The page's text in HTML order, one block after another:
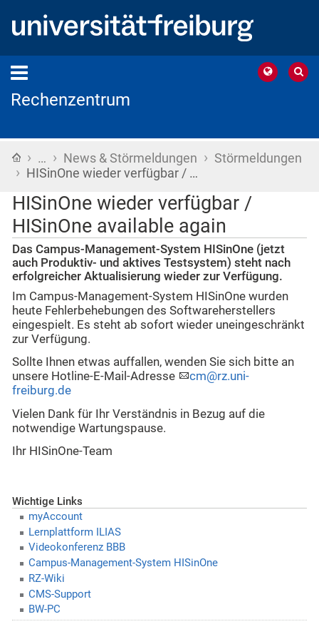
Rechenzentrum
Startseite
› … › News & Störmeldungen › Störmeldungen
› HISinOne wieder verfügbar / …
HISinOne wieder verfügbar /
HISinOne available again
Das Campus-Management-System HISinOne (jetzt
auch Produktiv- und aktives Testsystem) steht nach
erfolgreicher Aktualisierung wieder zur Verfügung.
Im Campus-Management-System HISinOne wurden
heute Fehlerbehebungen des Softwareherstellers
eingespielt. Es steht ab sofort wieder uneingeschränkt
zur Verfügung.
Sollte Ihnen etwas auffallen, wenden Sie sich bitte an
unsere Hotline-E-Mail-Adresse
cm@rz.uni-
freiburg.de
Vielen Dank für Ihr Verständnis in Bezug auf die
notwendige Wartungspause.
Ihr HISinOne-Team
Wichtige Links
myAccount
Lernplattform ILIAS
Videokonferenz BBB
Campus-Management-System HISinOne
RZ-Wiki
CMS-Support
BW-PC